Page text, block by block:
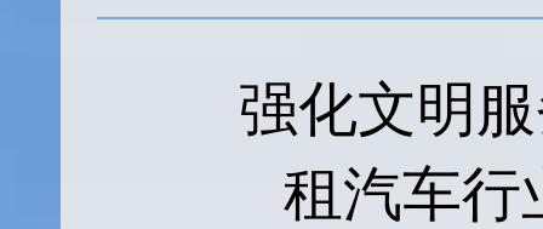
强化文明
租汽车行